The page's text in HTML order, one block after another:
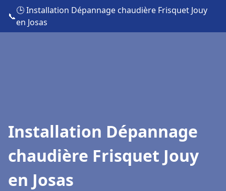
📞
🕒 Installation Dépannage chaudière Frisquet Jouy
en Josas
Installation Dépannage
chaudière Frisquet Jouy
en Josas